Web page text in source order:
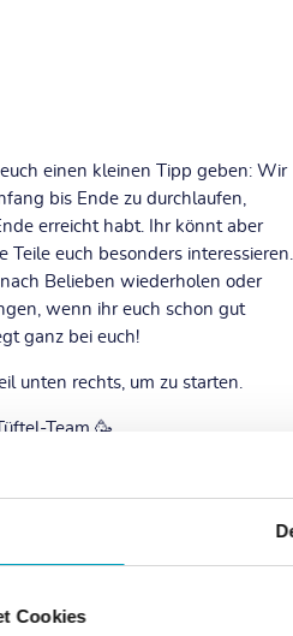
Cookies
einen kleinen Tipp geben: Wir
bis Ende zu durchlaufen,
erreicht habt. Ihr könnt aber
euch besonders interessieren.
Belieben wiederholen oder
wenn ihr euch schon gut
ganz bei euch!
unten rechts, um zu starten.
Team 🥳
stehen wir euch gerne zur
und Fragen mit uns und schickt